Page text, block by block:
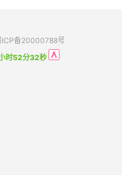
ICP备20000788号
时52分32秒